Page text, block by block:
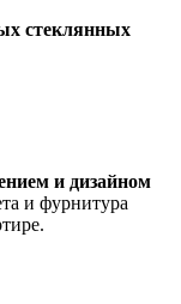
стеклянных
и дизайном
и фурнитура